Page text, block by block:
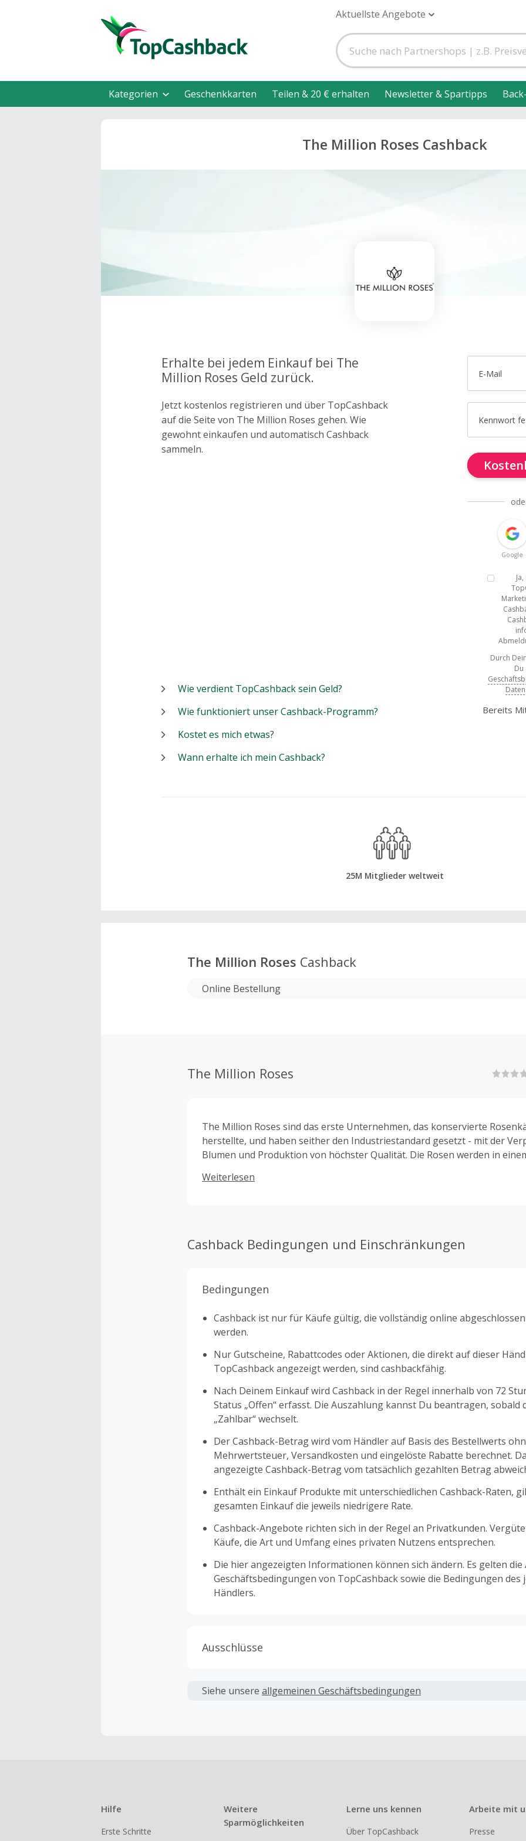
Aktuellste Angebote
Kategorien Geschenkkarten Teilen & 20 € erhalten Newsletter & Spartipps
The Million Roses Cashback
Erhalte bei jedem Einkauf bei The
Million Roses Geld zurück.
Jetzt kostenlos registrieren und über TopCashback
auf die Seite von The Million Roses gehen. Wie
gewohnt einkaufen und automatisch Cashback
sammeln.
E-Mail
Kennwort
Google
Durch
Bereits
Wie verdient TopCashback sein Geld?
Wie funktioniert unser Cashback-Programm?
Kostet es mich etwas?
Wann erhalte ich mein Cashback?
25M Mitglieder weltweit
The Million Roses Cashback
Online Bestellung
The Million Roses
The Million Roses sind das erste Unternehmen, das konservierte
herstellte, und haben seither den Industriestandard gesetzt - mit der
Blumen und Produktion von höchster Qualität. Die Rosen werden in
Weiterlesen
Cashback Bedingungen und Einschränkungen
Bedingungen
Cashback ist nur für Käufe gültig, die vollständig online
werden.
Nur Gutscheine, Rabattcodes oder Aktionen, die direkt auf dieser
TopCashback angezeigt werden, sind cashbackfähig.
Nach Deinem Einkauf wird Cashback in der Regel innerhalb von 72
Status „Offen“ erfasst. Die Auszahlung kannst Du beantragen, sobald
„Zahlbar“ wechselt.
Der Cashback-Betrag wird vom Händler auf Basis des Bestellwerts
Mehrwertsteuer, Versandkosten und eingelöste Rabatte berechnet.
angezeigte Cashback-Betrag vom tatsächlich gezahlten Betrag
Enthält ein Einkauf Produkte mit unterschiedlichen Cashback-Raten,
gesamten Einkauf die jeweils niedrigere Rate.
Cashback-Angebote richten sich in der Regel an Privatkunden.
Käufe, die Art und Umfang eines privaten Nutzens entsprechen.
Die hier angezeigten Informationen können sich ändern. Es gelten die
Geschäftsbedingungen von TopCashback sowie die Bedingungen des
Händlers.
Ausschlüsse
verwendet werden, die nicht ausdrücklich auf dieser Händlerseite von
Gewerbliche, Reseller- oder ungewöhnlich große Bestellungen sind
Händlern vom Cashback ausgeschlossen.
Siehe unsere allgemeinen Geschäftsbedingungen
Hilfe
Erste Schritte
Weitere
Sparmöglichkeiten
Lerne uns kennen
Über TopCashback
Arbeite mit
Presse